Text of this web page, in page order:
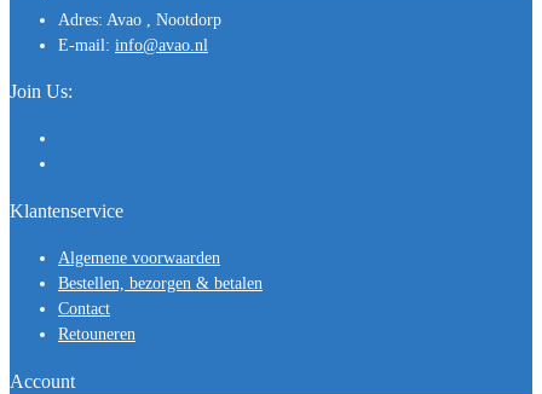
Adres: Avao , Nootdorp
E-mail: info@avao.nl
Join Us:
Klantenservice
Algemene voorwaarden
Bestellen, bezorgen & betalen
Contact
Retouneren
Account